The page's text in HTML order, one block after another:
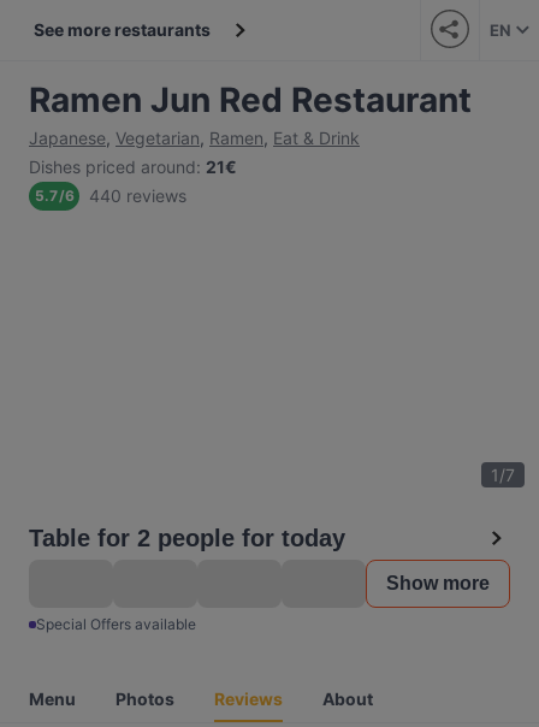
See more restaurants EN
Ramen Jun Red Restaurant
Japanese, Vegetarian, Ramen, Eat & Drink
Dishes priced around: 21€
5.7/6 440 reviews
1/7
Table for 2 people for today
Show more
Special Offers available
Menu Photos Reviews About